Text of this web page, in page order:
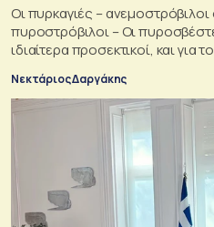
Οι πυρκαγιές –
πυροστρόβιλοι – Οι
ιδιαίτερα προσεκτικοί, και για
αντιμετωπίζουν μια τέτοια
Νεκτάριος Δαργάκης